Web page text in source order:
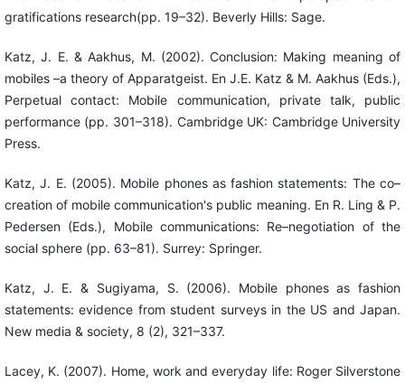
gratifications research(pp. 19–32). Beverly Hills: Sage.
Katz, J. E. & Aakhus, M. (2002). Conclusion: Making meaning of
mobiles –a theory of Apparatgeist. En J.E. Katz & M. Aakhus (Eds.),
Perpetual contact: Mobile communication, private talk, public
performance (pp. 301–318). Cambridge UK: Cambridge University
Press.
Katz, J. E. (2005). Mobile phones as fashion statements: The co–
creation of mobile communication's public meaning. En R. Ling & P.
Pedersen (Eds.), Mobile communications: Re–negotiation of the
social sphere (pp. 63–81). Surrey: Springer.
Katz, J. E. & Sugiyama, S. (2006). Mobile phones as fashion
statements: evidence from student surveys in the US and Japan.
New media & society, 8 (2), 321–337.
Lacey, K. (2007). Home, work and everyday life: Roger Silverstone